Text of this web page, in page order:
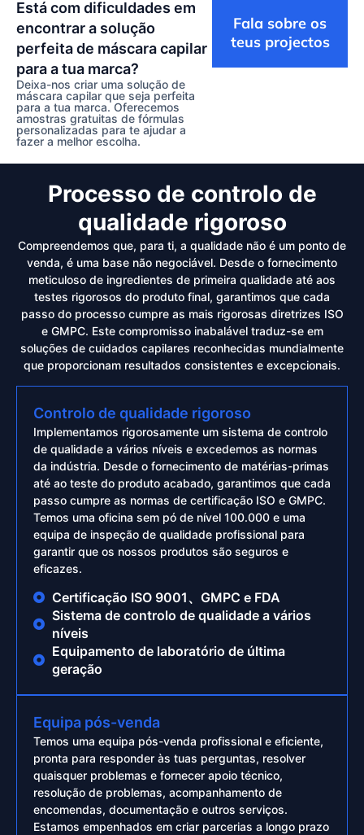
Está com dificuldades em
encontrar a solução
perfeita de máscara capilar
para a tua marca?
Deixa-nos criar uma solução de
máscara capilar que seja perfeita
para a tua marca. Oferecemos
amostras gratuitas de fórmulas
personalizadas para te ajudar a
fazer a melhor escolha.
Fala sobre os
teus projectos
Processo de controlo de
qualidade rigoroso
Compreendemos que, para ti, a qualidade não é um ponto de
venda, é uma base não negociável. Desde o fornecimento
meticuloso de ingredientes de primeira qualidade até aos
testes rigorosos do produto final, garantimos que cada
passo do processo cumpre as mais rigorosas diretrizes ISO
e GMPC. Este compromisso inabalável traduz-se em
soluções de cuidados capilares reconhecidas mundialmente
que proporcionam resultados consistentes e excepcionais.
Controlo de qualidade rigoroso
Implementamos rigorosamente um sistema de controlo
de qualidade a vários níveis e excedemos as normas
da indústria. Desde o fornecimento de matérias-primas
até ao teste do produto acabado, garantimos que cada
passo cumpre as normas de certificação ISO e GMPC.
Temos uma oficina sem pó de nível 100.000 e uma
equipa de inspeção de qualidade profissional para
garantir que os nossos produtos são seguros e
eficazes.
Certificação ISO 9001、GMPC e FDA
Sistema de controlo de qualidade a vários
níveis
Equipamento de laboratório de última
geração
Equipa pós-venda
Temos uma equipa pós-venda profissional e eficiente,
pronta para responder às tuas perguntas, resolver
quaisquer problemas e fornecer apoio técnico,
resolução de problemas, acompanhamento de
encomendas, documentação e outros serviços.
Estamos empenhados em criar parcerias a longo prazo